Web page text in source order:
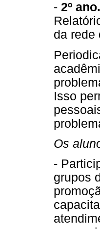
- 2º ano.
da rede
Isso
Os
-
grupos